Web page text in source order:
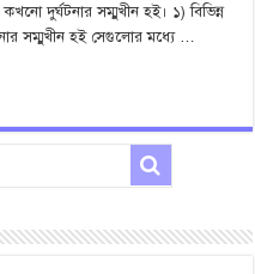
দুর্ঘটনার সম্মুখীন হই। ১) বিভিন্ন
সম্মুখীন হই সেগুলোর মধ্যে …